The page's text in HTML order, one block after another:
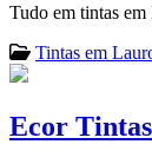
Tudo em tintas em
Tintas em
Ecor Tintas